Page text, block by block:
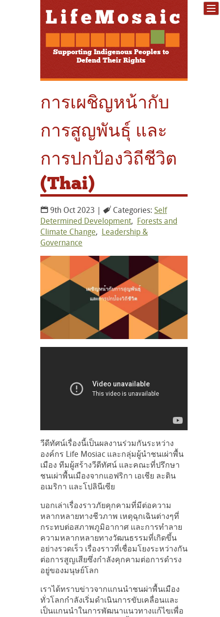
Supporting Indigenous Peoples to
Defend Their Rights
การเผชิญหน้ากับ
การสูญพันธุ์ และ
การปกป้องวิถีชีวิต
(Thai)
9th Oct 2023 | Categories: Self
Determined Development, Forests and
Climate Change, Leadership &
Governance
วีดีทัศน์เรื่องนี้เป็นผลงานร่วมกันระหว่าง
องค์กร Life Mosiac และกลุ่มผู้นำชนเผ่าพื้น
เมือง ทีมผู้สร้างวีดีทัศน์ และคณะที่ปรึกษา
ชนเผ่าพื้นเมืองจากแอฟริกา เอเชีย ละติน
อเมริกา และโปลินีเซีย
บอกเล่าเรื่องราวภัยคุกคามที่มีต่อความ
หลากหลายทางชีวภาพ เหตุฉุกเฉินต่างๆที่
กระทบต่อสภาพภูมิอากาศ และการทำลาย
ความหลากหลายทางวัฒนธรรมที่เกิดขึ้น
อย่างรวดเร็ว เรื่องราวที่เชื่อมโยงระหว่างกัน
ต่อการสูญเสียซึ่งกำลังคุกคามต่อการดำรง
อยู่ของมนุษย์โลก
เราได้ทราบข่าวจากแกนนำชนผ่าพื้นเมือง
ทั่วโลกกำลังเริ่มดำเนินการขับเคลื่อนและ
เป็นแกนนำในการพัฒนาแนวทางแก้ไขเพื่อ